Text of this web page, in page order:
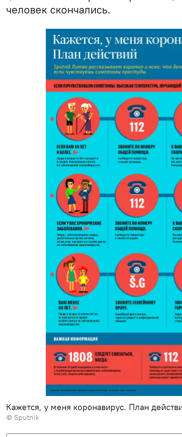
человек скончались.
Кажется, у меня коронавирус. План
© Sputnik